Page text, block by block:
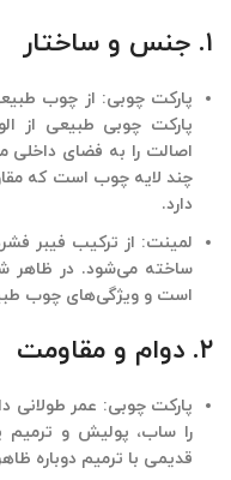
۱. جنس و ساختار
پارکت چوبی: از چوب
پارکت چوبی طبیعی از
اصالت را به فضای داخلی
چند لایه چوب است که
دارد.
لمینت: از ترکیب فیبر
ساخته می‌شود. در ظاهر
است و ویژگی‌های چوب
۲. دوام و مقاومت
پارکت چوبی: عمر طولانی
را ساب، پولیش و ترمیم
قدیمی با ترمیم دوباره